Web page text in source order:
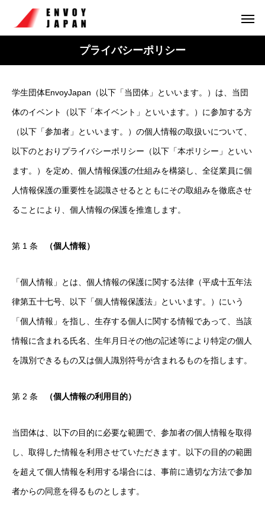
プライバシーポリシー
学生団体EnvoyJapan（以下「当団体」といいます。）は、当団
体のイベント（以下「本イベント」といいます。）に参加する方
（以下「参加者」といいます。）の個人情報の取扱いについて、
以下のとおりプライバシーポリシー（以下「本ポリシー」といい
ます。）を定め、個人情報保護の仕組みを構築し、全従業員に個
人情報保護の重要性を認識させるとともにその取組みを徹底させ
ることにより、個人情報の保護を推進します。
第 1 条 （個人情報）
「個人情報」とは、個人情報の保護に関する法律（平成十五年法
律第五十七号、以下「個人情報保護法」といいます。）にいう
「個人情報」を指し、生存する個人に関する情報であって、当該
情報に含まれる氏名、生年月日その他の記述等により特定の個人
を識別できるもの又は個人識別符号が含まれるものを指します。
第 2 条 （個人情報の利用目的）
当団体は、以下の目的に必要な範囲で、参加者の個人情報を取得
し、取得した情報を利用させていただきます。以下の目的の範囲
を超えて個人情報を利用する場合には、事前に適切な方法で参加
者からの同意を得るものとします。